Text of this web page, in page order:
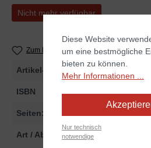
Nicht mehr verfügbar
Zum Merkzettel hinzufügen
Artikel-Nr.
ISBN
Seiten:
Art / Abmessungen:
Diese Website
um eine bestmögliche
bieten zu können.
Mehr Informationen ...
Nur technisch
notwendige